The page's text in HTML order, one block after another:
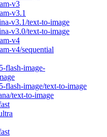
v3
v3.1
v3.1/text-to-image
v3.0/text-to-image
v4
v4/sequential
flash-image-
flash-image/text-to-image
text-to-image